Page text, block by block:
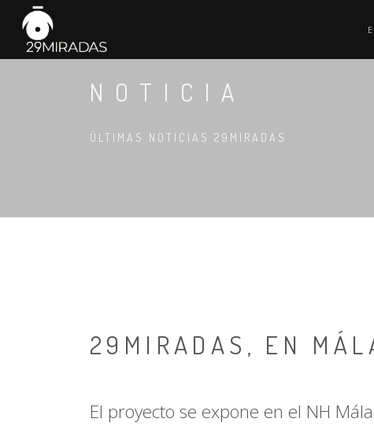
NOTICIA
ÚLTIMAS NOTICIAS 29MIRADAS
29MIRADAS, EN
El proyecto se expone en el NH